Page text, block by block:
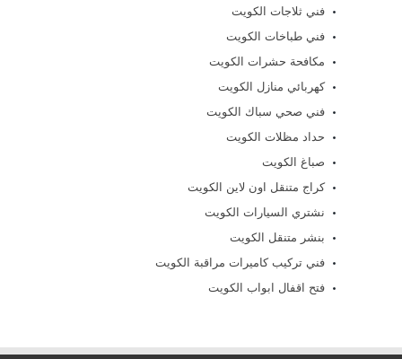
فني ثلاجات الكويت
فني طباخات الكويت
مكافحة حشرات الكويت
كهربائي منازل الكويت
فني صحي سباك الكويت
حداد مظلات الكويت
صباغ الكويت
كراج متنقل اون لاين الكويت
نشتري السيارات الكويت
بنشر متنقل الكويت
فني تركيب كاميرات مراقبة الكويت
فتح اقفال ابواب الكويت